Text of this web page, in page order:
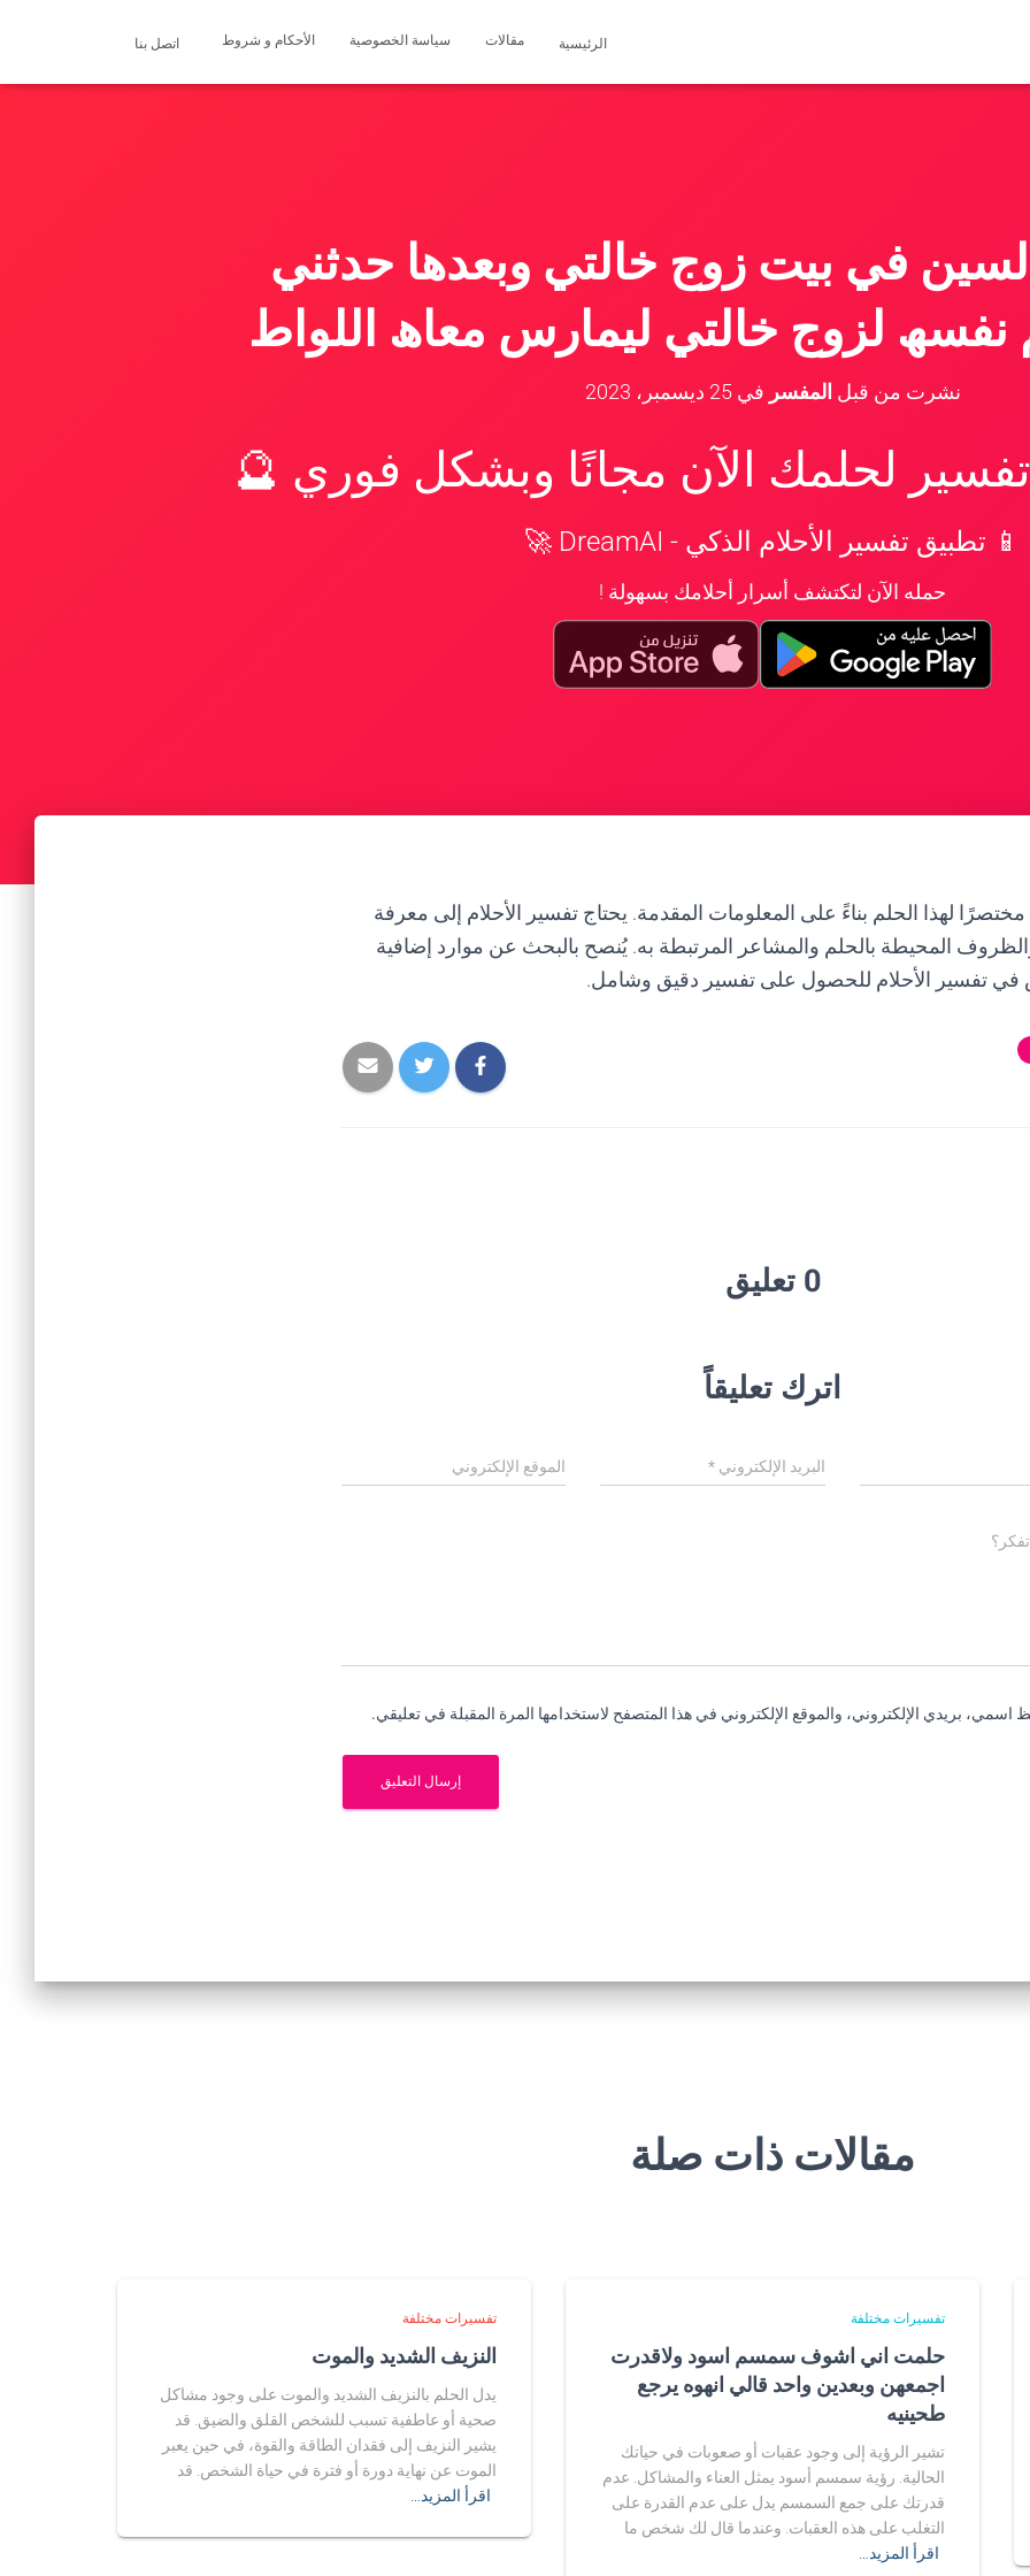
الرئيسية مقالات سياسة الخصوصية الأحكام و شروط اتصل بنا
في بيت زوج خالتي وبعدھا حدثني
لزوج خالتي ليمارس معاھ اللواط
نشرت من قبل المفسر في25 ديسمبر، 2023
لحلمك الآن مجانًا وبشكل فوري 🔮
📱 تطبيق تفسير الأحلام الذكي - DreamAI 🚀
حمله الآن لتكتشف أسرار أحلامك بسهولة !
لهذا الحلم بناءً على المعلومات المقدمة. يحتاج تفسير الأحلام إلى معرفة
المحيطة بالحلم والمشاعر المرتبطة به. يُنصح بالبحث عن موارد إضافية
تفسير الأحلام للحصول على تفسير دقيق وشامل.
0 تعليق
اترك تعليقاً
البريد الإلكتروني* الموقع الإلكتروني
اسمي، بريدي الإلكتروني، والموقع الإلكتروني في هذا المتصفح لاستخدامها المرة المقبلة في تعليقي.
مقالات ذات صلة
تفسيرات مختلفة
حلمت اني اشوف سمسم اسود ولاقدرت
اجمعهن وبعدين واحد قالي انهوه يرجع
طحينيه
تشير الرؤية إلى وجود عقبات أو صعوبات في حياتك
الحالية. رؤية سمسم أسود يمثل العناء والمشاكل. عدم
قدرتك على جمع السمسم يدل على عدم القدرة على
التغلب على هذه العقبات. وعندما قال لك شخص ما
اقرأ المزيد…
تفسيرات مختلفة
النزيف الشديد والموت
يدل الحلم بالنزيف الشديد والموت على وجود مشاكل
صحية أو عاطفية تسبب للشخص القلق والضيق. قد
يشير النزيف إلى فقدان الطاقة والقوة، في حين يعبر
الموت عن نهاية دورة أو فترة في حياة الشخص. قد
اقرأ المزيد…